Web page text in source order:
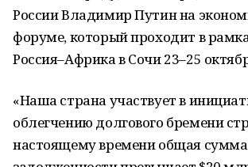
России Владимир Путин на
форуме, который проходит в
Россия–Африка в Сочи 23–25
«Наша страна участвует в
облегчению долгового бремени
настоящему времени общая